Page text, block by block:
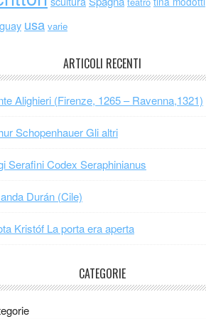
usa varie
ARTICOLI RECENTI
Alighieri (Firenze, 1265 – Ravenna,1321)
Schopenhauer Gli altri
Serafini Codex Seraphinianus
Durán (Cile)
Kristóf La porta era aperta
CATEGORIE